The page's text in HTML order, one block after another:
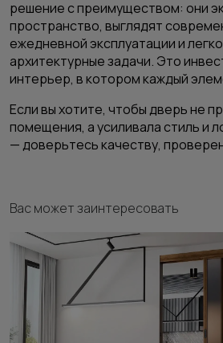
решение с преимуществом: они
пространство, выглядят
ежедневной эксплуатации и
архитектурные задачи. Это
интерьер, в котором каждый
Если вы хотите, чтобы дверь не
помещения, а усиливала стиль и
— доверьтесь качеству,
Вас может заинтересовать